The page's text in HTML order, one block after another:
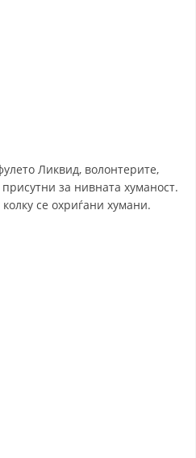
ПРАВО
НА АМБЛЕМОТ
ДЕЈНОСТ
Ликвид, волонтерите,
за нивната хуманост.
се охриѓани хумани.